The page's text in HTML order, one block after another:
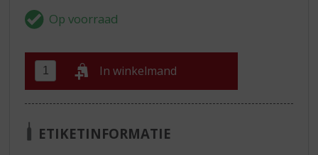
In winkelmand
ETIKETINFORMATIE